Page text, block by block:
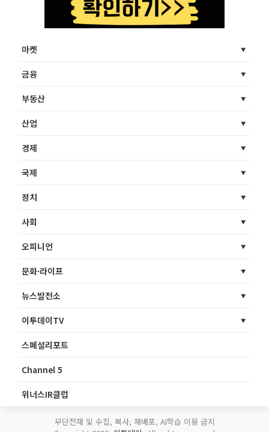
마켓
금융
부동산
산업
경제
국제
정치
사회
오피니언
문화·라이프
뉴스발전소
이투데이TV
스페셜리포트
Channel 5
위너스IR클럽
무단전재 및 수집, 복사, 재배포, AI학습 이용 금지